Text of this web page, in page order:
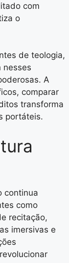
com
o
de teologia,
nesses
A
comparar
transforma
portáteis.
continua
como
recitação,
imersivas e